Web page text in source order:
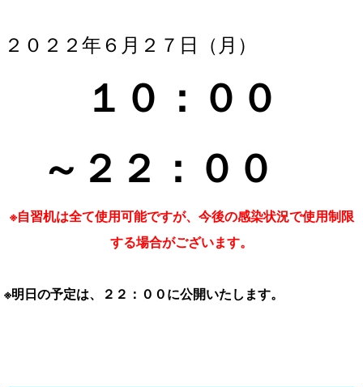
２０２２年６月２７ 日（月）
１０：０ ０
～２２ ：０ ０
※自習机は全て使用可能ですが、今後の感染状況で使用制限
する場合がございます。
※明日の予定は、２２：００に公開いたします。